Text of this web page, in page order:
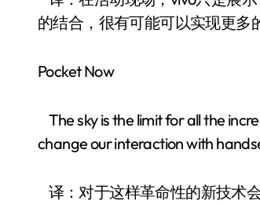
的结合，很有可能可以实现更多
Pocket Now
The sky is the limit for all the
change our interaction with
译：对于这样革命性的新技术